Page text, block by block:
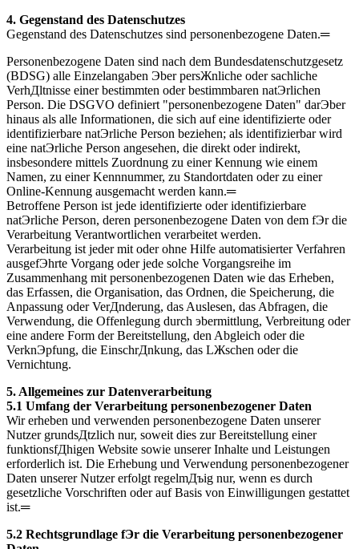
4. Gegenstand des Datenschutzes
Gegenstand des Datenschutzes sind personenbezogene Daten.═
Personenbezogene Daten sind nach dem Bundesdatenschutzgesetz
(BDSG) alle Einzelangaben Эber persЖnliche oder sachliche
VerhДltnisse einer bestimmten oder bestimmbaren natЭrlichen
Person. Die DSGVO definiert "personenbezogene Daten" darЭber
hinaus als alle Informationen, die sich auf eine identifizierte oder
identifizierbare natЭrliche Person beziehen; als identifizierbar wird
eine natЭrliche Person angesehen, die direkt oder indirekt,
insbesondere mittels Zuordnung zu einer Kennung wie einem
Namen, zu einer Kennnummer, zu Standortdaten oder zu einer
Online-Kennung ausgemacht werden kann.═
Betroffene Person ist jede identifizierte oder identifizierbare
natЭrliche Person, deren personenbezogene Daten von dem fЭr die
Verarbeitung Verantwortlichen verarbeitet werden.
Verarbeitung ist jeder mit oder ohne Hilfe automatisierter Verfahren
ausgefЭhrte Vorgang oder jede solche Vorgangsreihe im
Zusammenhang mit personenbezogenen Daten wie das Erheben,
das Erfassen, die Organisation, das Ordnen, die Speicherung, die
Anpassung oder VerДnderung, das Auslesen, das Abfragen, die
Verwendung, die Offenlegung durch эbermittlung, Verbreitung oder
eine andere Form der Bereitstellung, den Abgleich oder die
VerknЭpfung, die EinschrДnkung, das LЖschen oder die
Vernichtung.
5. Allgemeines zur Datenverarbeitung
5.1 Umfang der Verarbeitung personenbezogener Daten
Wir erheben und verwenden personenbezogene Daten unserer
Nutzer grundsДtzlich nur, soweit dies zur Bereitstellung einer
funktionsfДhigen Website sowie unserer Inhalte und Leistungen
erforderlich ist. Die Erhebung und Verwendung personenbezogener
Daten unserer Nutzer erfolgt regelmДъig nur, wenn es durch
gesetzliche Vorschriften oder auf Basis von Einwilligungen gestattet
ist.═
5.2 Rechtsgrundlage fЭr die Verarbeitung personenbezogener